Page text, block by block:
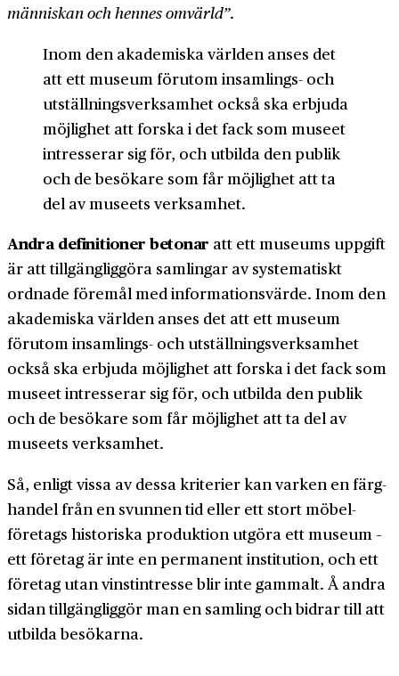
människan och hennes omvärld”.
Inom den akademiska världen anses det
att ett museum förutom insamlings- och
utställnings­verksamhet också ska erbjuda
möjlighet att forska i det fack som museet
intresserar sig för, och utbilda den publik
och de besökare som får möjlighet att ta
del av museets verksamhet.
Andra definitioner betonar att ett museums uppgift
är att till­gänglig­göra samlingar av systematiskt
ordnade föremål med informations­värde. Inom den
akademiska världen anses det att ett museum
förutom insamlings- och utställnings­verksamhet
också ska erbjuda möjlighet att forska i det fack som
museet intresserar sig för, och utbilda den publik
och de besökare som får möjlighet att ta del av
museets verksamhet.
Så, enligt vissa av dessa kriterier kan varken en färg­
handel från en svunnen tid eller ett stort möbel­
företags historiska produktion utgöra ett museum –
ett företag är inte en permanent institution, och ett
företag utan vinst­intresse blir inte gammalt. Å andra
sidan till­gänglig­gör man en samling och bidrar till att
utbilda besökarna.